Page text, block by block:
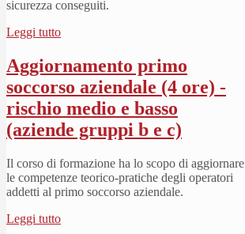
sicurezza conseguiti.
Leggi tutto
Aggiornamento primo
soccorso aziendale (4 ore) -
rischio medio e basso
(aziende gruppi b e c)
Il corso di formazione ha lo scopo di aggiornare
le competenze teorico-pratiche degli operatori
addetti al primo soccorso aziendale.
Leggi tutto